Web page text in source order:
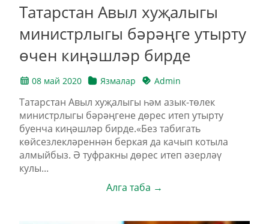
Татарстан Авыл хуҗалыгы
министрлыгы бәрәңге утырту
өчен киңәшләр бирде
08 май 2020 Язмалар Admin
Татарстан Авыл хуҗалыгы һәм азык-төлек
министрлыгы бәрәңгене дөрес итеп утырту
буенча киңәшләр бирде.«Без табигать
көйсезлекләреннән беркая да качып котыла
алмыйбыз. Ә туфракны дөрес итеп әзерләү
кулы...
Алга таба →